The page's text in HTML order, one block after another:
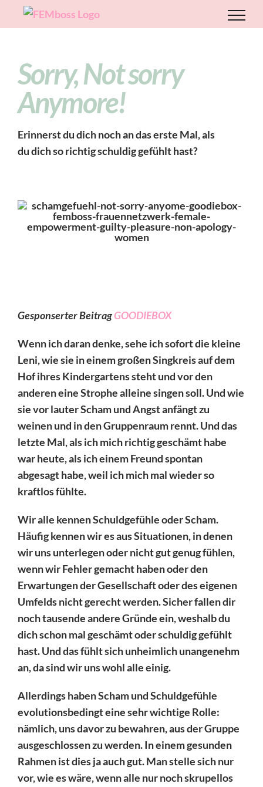
Sorry, Not sorry
Anymore!
Erinnerst du dich noch an das erste Mal, als
du dich so richtig schuldig gefühlt hast?
Gesponserter BeitragGOODIEBOX
Wenn ich daran denke, sehe ich sofort die kleine
Leni, wie sie in einem großen Singkreis auf dem
Hof ihres Kindergartens steht und vor den
anderen eine Strophe alleine singen soll. Und wie
sie vor lauter Scham und Angst anfängt zu
weinen und in den Gruppenraum rennt. Und das
letzte Mal, als ich mich richtig geschämt habe
war heute, als ich einem Freund spontan
abgesagt habe, weil ich mich mal wieder so
kraftlos fühlte.
Wir alle kennen Schuldgefühle oder Scham.
Häufig kennen wir es aus Situationen, in denen
wir uns unterlegen oder nicht gut genug fühlen,
wenn wir Fehler gemacht haben oder den
Erwartungen der Gesellschaft oder des eigenen
Umfelds nicht gerecht werden. Sicher fallen dir
noch tausende andere Gründe ein, weshalb du
dich schon mal geschämt oder schuldig gefühlt
hast. Und das fühlt sich unheimlich unangenehm
an, da sind wir uns wohl alle einig.
Allerdings haben Scham und Schuldgefühle
evolutionsbedingt eine sehr wichtige Rolle:
nämlich, uns davor zu bewahren, aus der Gruppe
ausgeschlossen zu werden. In einem gesunden
Rahmen ist dies ja auch gut. Man stelle sich nur
vor, wie es wäre, wenn alle nur noch skrupellos